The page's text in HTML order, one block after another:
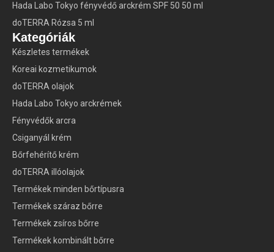
Hada Labo Tokyo fényvédő arckrém SPF 50 50 ml
doTERRA Rózsa 5 ml
Kategóriák
Készletes termékek
Koreai kozmetikumok
doTERRA olajok
Hada Labo Tokyo arckrémek
Fényvédők arcra
Csiganyál krém
Bőrfehérítő krém
doTERRA illóolajok
Termékek minden bőrtípusra
Termékek száraz bőrre
Termékek zsíros bőrre
Termékek kombinált bőrre